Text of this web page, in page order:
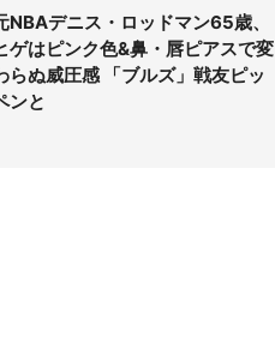
NBAデニス・ロッドマン65歳、
ゲはピンク色&鼻・唇ピアスで変
らぬ威圧感 「ブルズ」戦友ピッ
ンと